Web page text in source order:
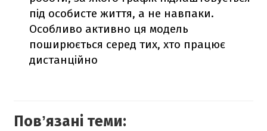
під особисте життя, а не навпаки.
Особливо активно ця модель
поширюється серед тих, хто працює
дистанційно
Повʼязані теми: